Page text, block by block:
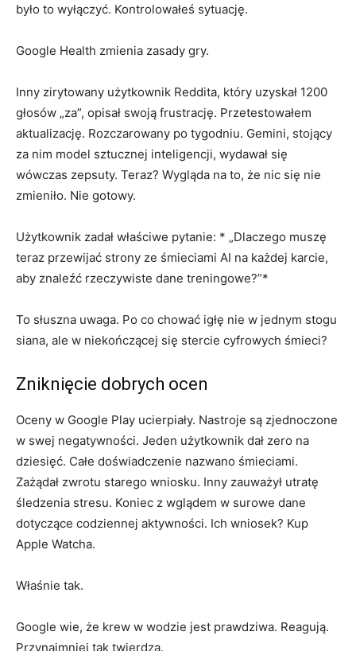
było to wyłączyć. Kontrolowałeś sytuację.
Google Health zmienia zasady gry.
Inny zirytowany użytkownik Reddita, który uzyskał 1200
głosów „za”, opisał swoją frustrację. Przetestowałem
aktualizację. Rozczarowany po tygodniu. Gemini, stojący
za nim model sztucznej inteligencji, wydawał się
wówczas zepsuty. Teraz? Wygląda na to, że nic się nie
zmieniło. Nie gotowy.
Użytkownik zadał właściwe pytanie: * „Dlaczego muszę
teraz przewijać strony ze śmieciami AI na każdej karcie,
aby znaleźć rzeczywiste dane treningowe?”*
To słuszna uwaga. Po co chować igłę nie w jednym stogu
siana, ale w niekończącej się stercie cyfrowych śmieci?
Zniknięcie dobrych ocen
Oceny w Google Play ucierpiały. Nastroje są zjednoczone
w swej negatywności. Jeden użytkownik dał zero na
dziesięć. Całe doświadczenie nazwano śmieciami.
Zażądał zwrotu starego wniosku. Inny zauważył utratę
śledzenia stresu. Koniec z wglądem w surowe dane
dotyczące codziennej aktywności. Ich wniosek? Kup
Apple Watcha.
Właśnie tak.
Google wie, że krew w wodzie jest prawdziwa. Reagują.
Przynajmniej tak twierdzą.